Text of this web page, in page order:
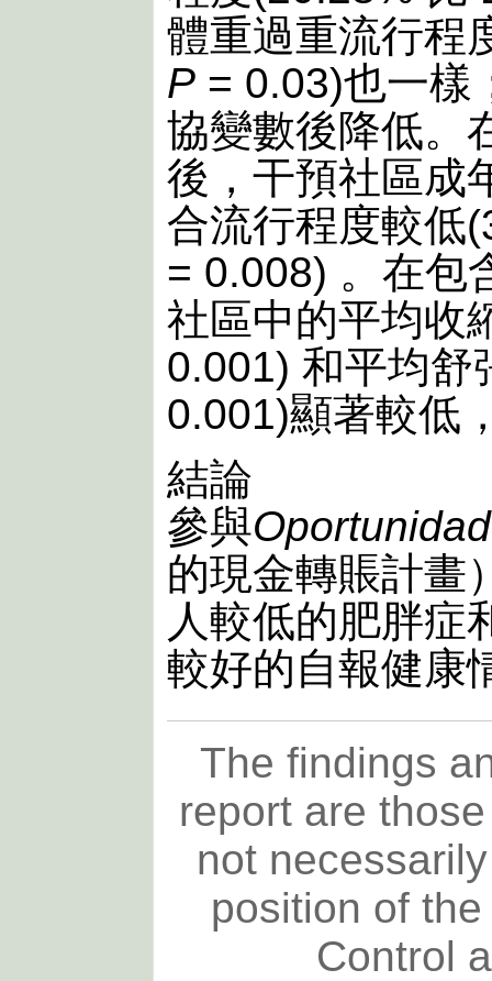
體重過重流行程
P = 0.03)也一樣
協變數後降低。
後，干預社區成
合流行程度較低
= 0.008) 。在包
社區中的平均收
0.001) 和平均
0.001)顯著較低
結論
參與
的現金轉賬計畫
人較低的肥胖症
較好的自報健康
The findings
report are
not
position of
Control